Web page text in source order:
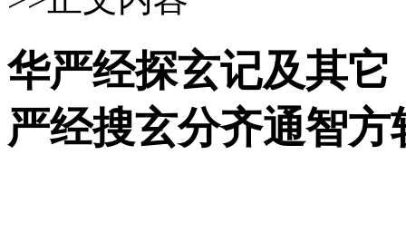
华严经探玄记及其
严经搜玄分齐通智